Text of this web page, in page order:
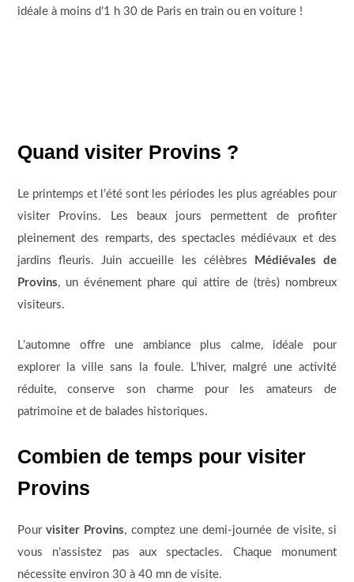
idéale à moins d’1 h 30 de Paris en train ou en voiture !
Quand visiter Provins ?
Le printemps et l’été sont les périodes les plus agréables pour
visiter Provins. Les beaux jours permettent de profiter
pleinement des remparts, des spectacles médiévaux et des
jardins fleuris. Juin accueille les célèbres
Médiévales de
Provins, un événement phare qui attire de (très) nombreux
visiteurs.
L’automne offre une ambiance plus calme, idéale pour
explorer la ville sans la foule. L’hiver, malgré une activité
réduite, conserve son charme pour les amateurs de
patrimoine et de balades historiques.
Combien de temps pour visiter
Provins
Pourvisiter Provins, comptez une demi-journée de visite, si
vous n’assistez pas aux spectacles. Chaque monument
nécessite environ 30 à 40 mn de visite.